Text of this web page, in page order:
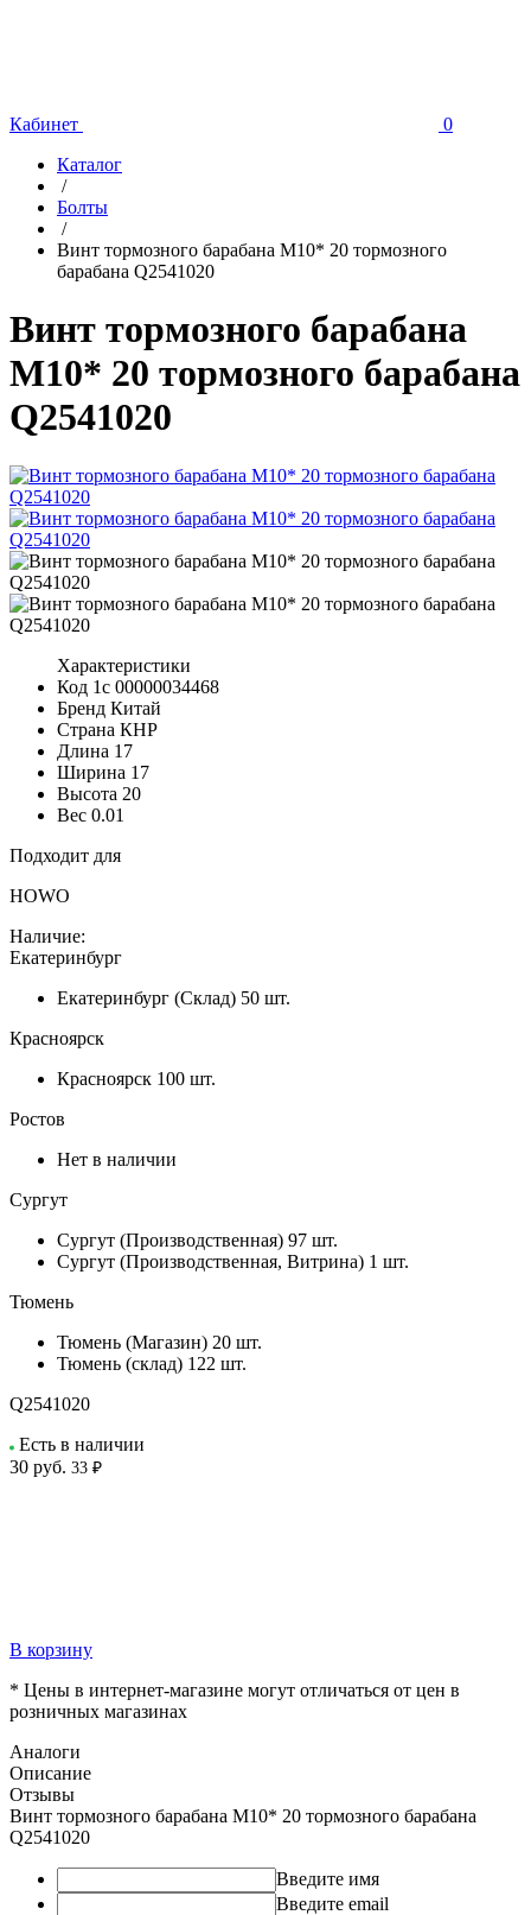
Кабинет
0
Каталог
/
Болты
/
Винт тормозного барабана M10* 20 тормозного
барабана Q2541020
Винт тормозного барабана
M10* 20 тормозного барабана
Q2541020
Характеристики
Код 1с 00000034468
Бренд Китай
Страна КНР
Длина 17
Ширина 17
Высота 20
Вес 0.01
Подходит для
HOWO
Наличие:
Екатеринбург
Екатеринбург (Склад) 50 шт.
Красноярск
Красноярск 100 шт.
Ростов
Нет в наличии
Сургут
Сургут (Производственная) 97 шт.
Сургут (Производственная, Витрина) 1 шт.
Тюмень
Тюмень (Магазин) 20 шт.
Тюмень (склад) 122 шт.
Q2541020
Есть в наличии
30 руб. 33 ₽
В корзину
* Цены в интернет-магазине могут отличаться от цен в
розничных магазинах
Аналоги
Описание
Отзывы
Винт тормозного барабана M10* 20 тормозного барабана
Q2541020
Введите имя
Введите email